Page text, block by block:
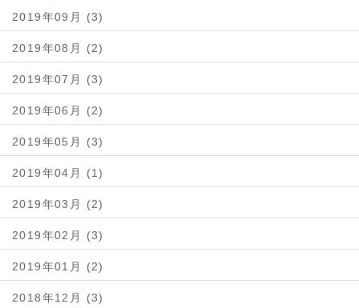
2019年09月 (3)
2019年08月 (2)
2019年07月 (3)
2019年06月 (2)
2019年05月 (3)
2019年04月 (1)
2019年03月 (2)
2019年02月 (3)
2019年01月 (2)
2018年12月 (3)